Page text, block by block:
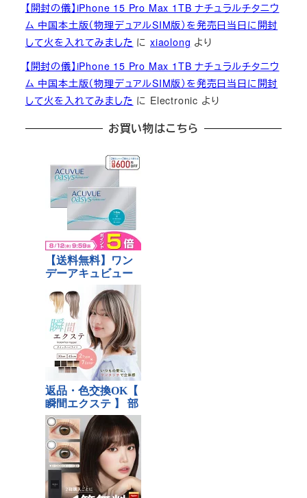
【開封の儀】iPhone 15 Pro Max 1TB ナチュラルチタニウ
ム 中国本土版（物理デュアルSIM版）を発売日当日に開封
して火を入れてみました にxiaolong より
【開封の儀】iPhone 15 Pro Max 1TB ナチュラルチタニウ
ム 中国本土版（物理デュアルSIM版）を発売日当日に開封
して火を入れてみました に Electronic より
お買い物はこちら